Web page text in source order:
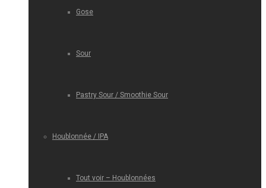
Gose
Sour
Pastry Sour / Smoothie Sour
Houblonnée / IPA
Tout voir – Houblonnées